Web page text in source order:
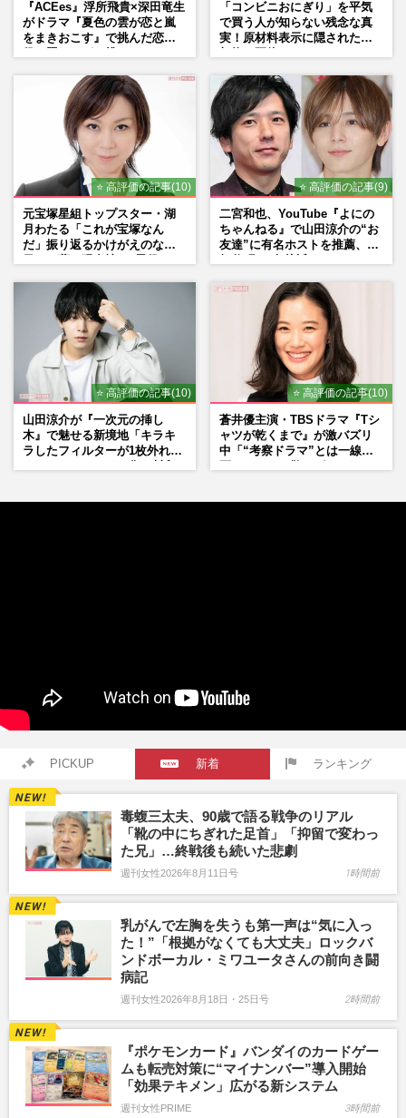
『ACEes』浮所飛貴×深田竜生
がドラマ『夏色の雲が恋と嵐
をまきおこす』で挑んだ恋人
「コンビニおにぎり」を平気
で買う人が知らない残念な真
実！原材料表示に隠された添
⭐ 高評価の記事(10)
元宝塚星組トップスター・湖
月わたる「これが宝塚なん
だ」振り返るかけがえのない
⭐ 高評価の記事(9)
二宮和也、YouTube『よにの
ちゃんねる』で山田涼介の“お
友達”に有名ホストを推薦、歌
⭐ 高評価の記事(10)
山田涼介が『一次元の挿し
木』で魅せる新境地「キラキ
ラしたフィルターが1枚外れて
⭐ 高評価の記事(10)
蒼井優主演・TBSドラマ『Tシ
ャツが乾くまで』が激バズリ
中「“考察ドラマ”とは一線を
PICKUP 新着 ランキング
毒蝮三太夫、90歳で語る戦争のリアル
「靴の中にちぎれた足首」「抑留で変わっ
た兄」…終戦後も続いた悲劇
週刊女性2026年8月11日号 1時間前
乳がんで左胸を失うも第一声は“気に入っ
た！”「根拠がなくても大丈夫」ロックバ
ンドボーカル・ミワユータさんの前向き闘
病記
週刊女性2026年8月18日・25日号 2時間前
『ポケモンカード』バンダイのカードゲー
ムも転売対策に“マイナンバー”導入開始
「効果テキメン」広がる新システム
週刊女性PRIME 3時間前